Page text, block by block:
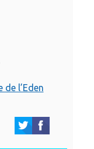
de l’Eden